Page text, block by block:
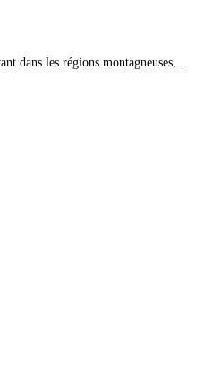
dans les régions montagneuses,...